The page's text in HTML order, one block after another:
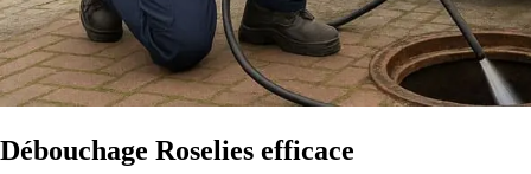
Débouchage Roselies efficace